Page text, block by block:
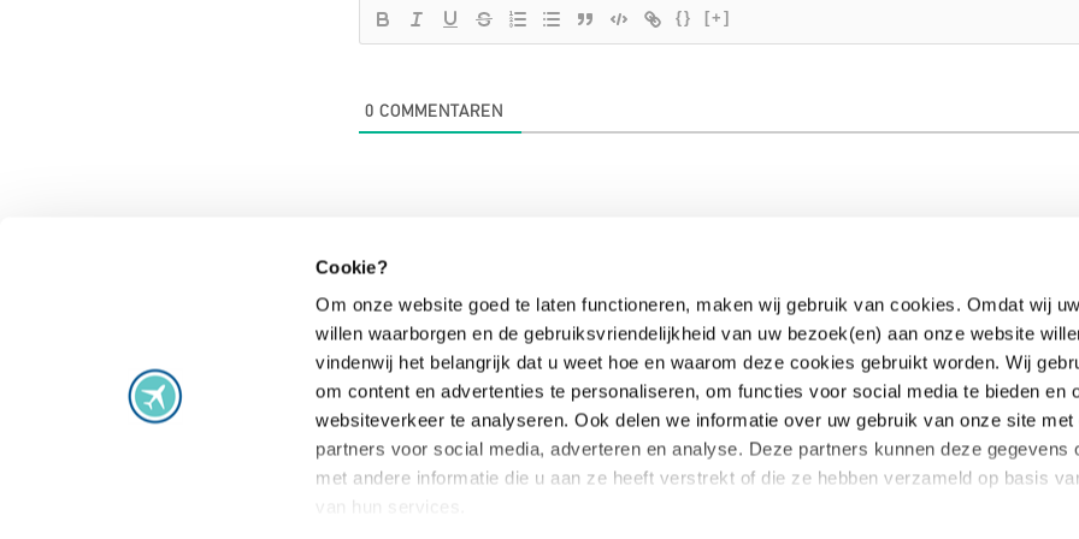
Cookie?
Om onze website goed te laten functioneren, maken wij gebruik van cookies. Omdat wij
willen waarborgen en de gebruiksvriendelijkheid van uw bezoek(en) aan onze website
vindenwij het belangrijk dat u weet hoe en waarom deze cookies gebruikt worden. Wij
om content en advertenties te personaliseren, om functies voor social media te bieden en
websiteverkeer te analyseren. Ook delen we informatie over uw gebruik van onze site met
partners voor social media, adverteren en analyse. Deze partners kunnen deze gegevens
met andere informatie die u aan ze heeft verstrekt of die ze hebben verzameld op basis
van hun services.
{} [+]
0 COMMENTAREN
Vluchtproblemen
Vlucht vertraagd
Staking
Extra gemaakte kosten
Vlucht overboekt
EUclaim
Samenwerken
Nieuws